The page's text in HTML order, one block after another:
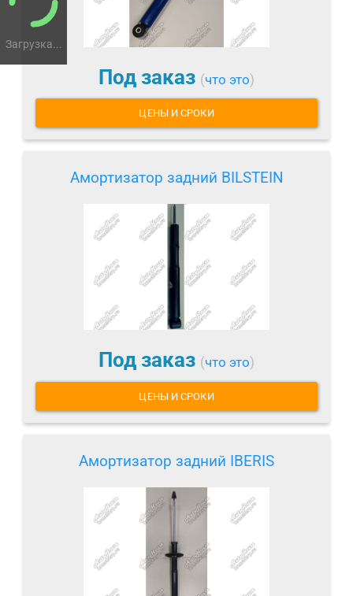
Загрузка...
Под заказ (что это)
ЦЕНЫ И СРОКИ
Амортизатор задний BILSTEIN
Под заказ (что это)
ЦЕНЫ И СРОКИ
Амортизатор задний IBERIS